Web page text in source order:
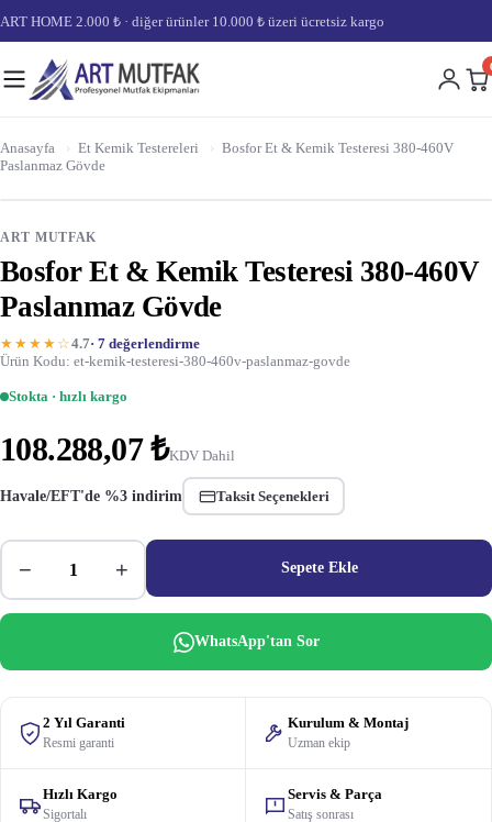
ART HOME 2.000 ₺ · diğer ürünler 10.000 ₺ üzeri ücretsiz kargo
Anasayfa › Et Kemik Testereleri › Bosfor Et & Kemik Testeresi 380-460V
Paslanmaz Gövde
ART MUTFAK
Bosfor Et & Kemik Testeresi 380-460V
Paslanmaz Gövde
★★★★☆4.7· 7 değerlendirme
Ürün Kodu: et-kemik-testeresi-380-460v-paslanmaz-govde
Stokta · hızlı kargo
108.288,07 ₺KDV Dahil
Havale/EFT'de %3 indirim Taksit Seçenekleri
− + Sepete Ekle
WhatsApp'tan Sor
2 Yıl Garanti
Resmi garanti
Kurulum & Montaj
Uzman ekip
Hızlı Kargo
Sigortalı
Servis & Parça
Satış sonrası